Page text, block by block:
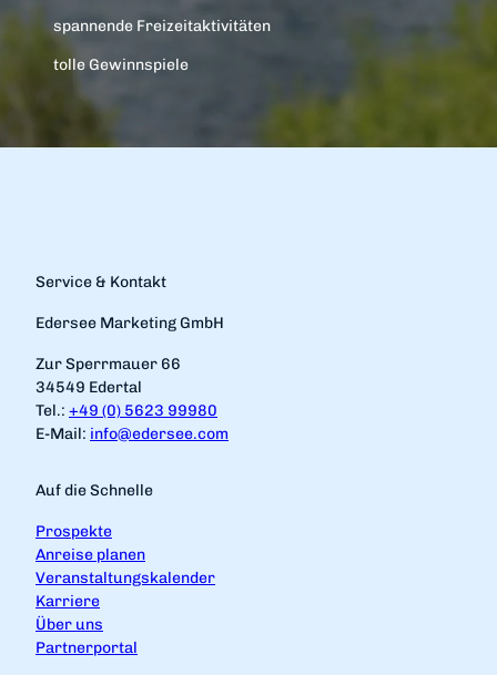
spannende Freizeitaktivitäten
tolle Gewinnspiele
Service & Kontakt
Edersee Marketing GmbH
Zur Sperrmauer 66
34549 Edertal
Tel.: +49 (0) 5623 99980
E-Mail: info@edersee.com
Auf die Schnelle
Prospekte
Anreise planen
Veranstaltungskalender
Karriere
Über uns
Partnerportal